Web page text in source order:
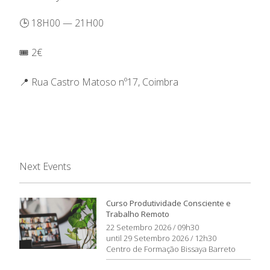
🕒 18H00 — 21H00
🎟️ 2€
📍 Rua Castro Matoso nº17, Coimbra
Next Events
Curso Produtividade Consciente e
Trabalho Remoto
22 Setembro 2026 / 09h30
until 29 Setembro 2026 / 12h30
Centro de Formação Bissaya Barreto